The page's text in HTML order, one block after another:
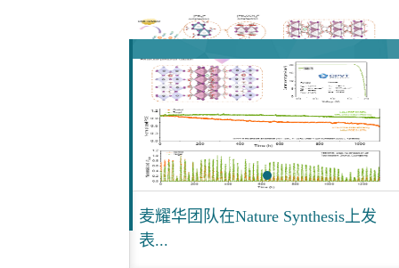
麦耀华团队在Nature Synthesis上发
表...